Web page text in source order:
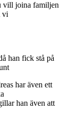
vill joina familjen
vi
han fick stå på
har även ett
han även att